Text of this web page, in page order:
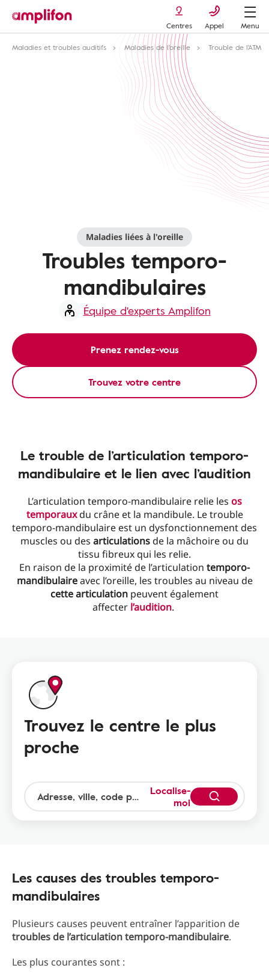
Centres Appel
Menu
Maladies et troubles auditifs
Maladies de l'oreille Trouble de l'ATM
Maladies liées à l'oreille
Troubles temporo-
mandibulaires
Équipe d'experts Amplifon
Prenez rendez-vous
Trouvez votre centre
Le trouble de l’articulation temporo-
mandibulaire et le lien avec l’audition
L’articulation temporo-mandibulaire relie les os
temporauxdu crâne et la mandibule. Le trouble
temporo-mandibulaire est un dysfonctionnement des
muscles ou des articulationsde la mâchoire ou du
tissu fibreux qui les relie.
En raison de la proximité de l’articulation temporo-
mandibulaireavec l’oreille, les troubles au niveau de
cettearticulation peuvent également
affecter l’audition.
Trouvez le centre le plus
proche
Localise-
moi
Les causes des troubles temporo-
mandibulaires
Plusieurs causes peuvent entraîner l’apparition de
troubles de l’articulation temporo-mandibulaire.
Les plus courantes sont :